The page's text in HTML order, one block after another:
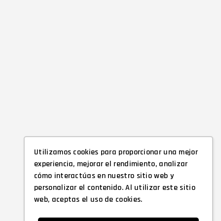
Utilizamos cookies para proporcionar una mejor
experiencia, mejorar el rendimiento, analizar
cómo interactúas en nuestro sitio web y
personalizar el contenido. Al utilizar este sitio
web, aceptas el uso de cookies.